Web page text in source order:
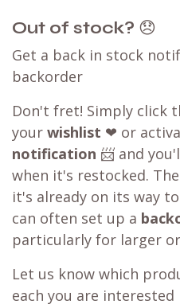
Out of stock? 😞
Get a back in stock
backorder
Don't fret! Simply click
your wishlist ❤ or
notification 📨 and
when it's restocked.
it's already on its way
can often set up a
particularly for larger
Let us know which
each you are interested